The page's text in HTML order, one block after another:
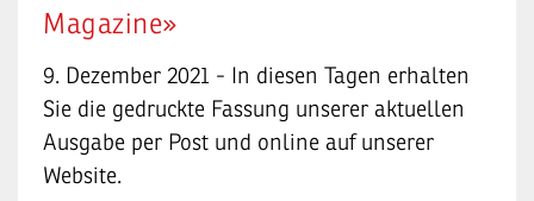
Magazine»
9. Dezember 2021 - In diesen Tagen erhalten
Sie die gedruckte Fassung unserer aktuellen
Ausgabe per Post und online auf unserer
Website.